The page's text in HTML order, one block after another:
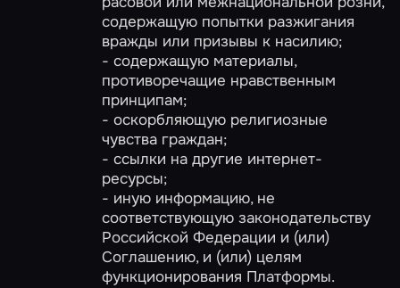
содержащую попытки разжигания
вражды или призывы к насилию;
- содержащую материалы,
противоречащие нравственным
принципам;
- оскорбляющую религиозные
чувства граждан;
- ссылки на другие интернет-
ресурсы;
- иную информацию, не
соответствующую законодательству
Российской Федерации и (или)
Соглашению, и (или) целям
функционирования Платформы.